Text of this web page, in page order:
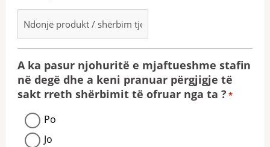
A ka pasur njohuritë e mjaftueshme stafin
në degë dhe a keni pranuar përgjigje të
sakt rreth shërbimit të ofruar nga ta ? *
Po
Jo